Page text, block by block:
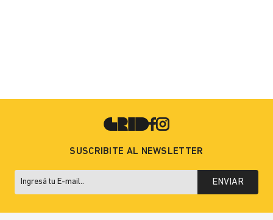
SUSCRIBITE AL NEWSLETTER
ENVIAR